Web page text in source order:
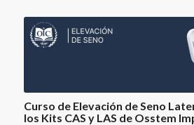
Curso de Elevación de Seno
los Kits CAS y LAS de Osstem